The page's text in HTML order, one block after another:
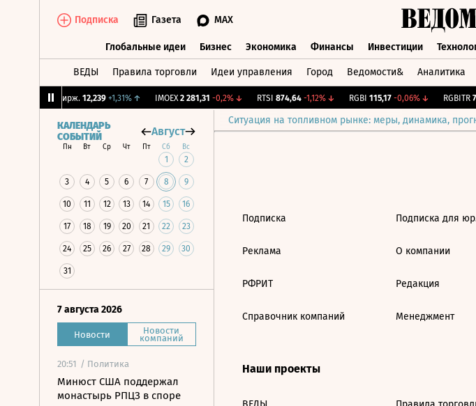
Подписка Газета MAX
Глобальные идеи Бизнес Экономика Финансы Инвестиции
ВЕДЫ Правила торговли Идеи управления Город Ведомости& Аналитика
CNY Бирж. 12,239 +1,31%↑ IMOEX 2 281,31 -0,2%↓ RTSI 874,64 -1,12%↓ RGBI 115,17 -0,06%↓ RGBITR
Ситуация на топливном рынке: меры, динамика,
КАЛЕНДАРЬ
СОБЫТИЙ
Август
Пн Вт Ср Чт Пт Сб Вс
1 2
3 4 5 6 7 8 9
10 11 12 13 14 15 16
17 18 19 20 21 22 23
24 25 26 27 28 29 30
31
7 августа 2026
Новости Новости
компаний
20:51 / Политика
Минюст США поддержал
монастырь РПЦЗ в споре
Подписка
Реклама
РФРИТ
Справочник компаний
Подписка для
О компании
Редакция
Менеджмент
Наши проекты